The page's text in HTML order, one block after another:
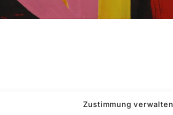
Zustimmung verwalten
ADRESSE